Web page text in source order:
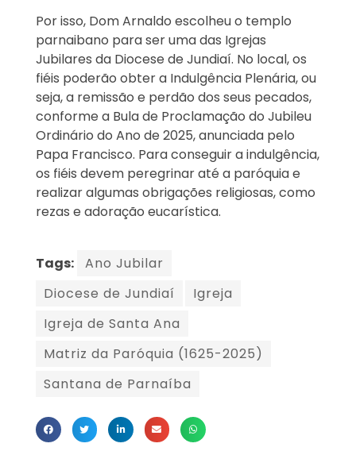
Por isso, Dom Arnaldo escolheu o templo
parnaibano para ser uma das Igrejas
Jubilares da Diocese de Jundiaí. No local, os
fiéis poderão obter a Indulgência Plenária, ou
seja, a remissão e perdão dos seus pecados,
conforme a Bula de Proclamação do Jubileu
Ordinário do Ano de 2025, anunciada pelo
Papa Francisco. Para conseguir a indulgência,
os fiéis devem peregrinar até a paróquia e
realizar algumas obrigações religiosas, como
rezas e adoração eucarística.
Tags:
Ano Jubilar
Diocese de Jundiaí
Igreja
Igreja de Santa Ana
Matriz da Paróquia (1625-2025)
Santana de Parnaíba